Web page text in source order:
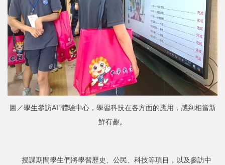
圖／學生參訪AI+體驗中心，學習科技在各方面的應用，感到相當新
鮮有趣。
授課期間學生們將學習歷史、公民、科技等項目，以及參訪中